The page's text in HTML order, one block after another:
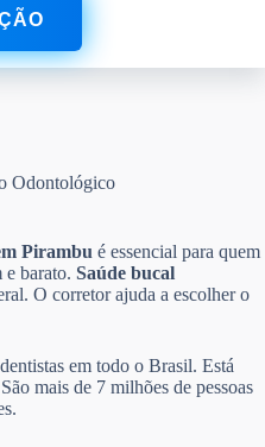
Odontológico
Pirambu é essencial para quem
e barato. Saúde bucal
O corretor ajuda a escolher o
em todo o Brasil. Está
mais de 7 milhões de pessoas